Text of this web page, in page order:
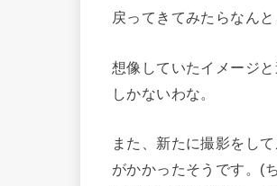
戻ってきてみたらなん
想像していたイメージ
しかないわな。
また、新たに撮影をし
がかかったそうです。(